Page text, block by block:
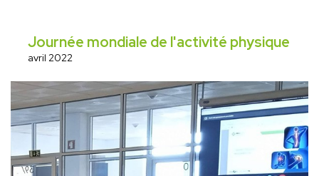
Journée mondiale de l'activité physique
avril 2022